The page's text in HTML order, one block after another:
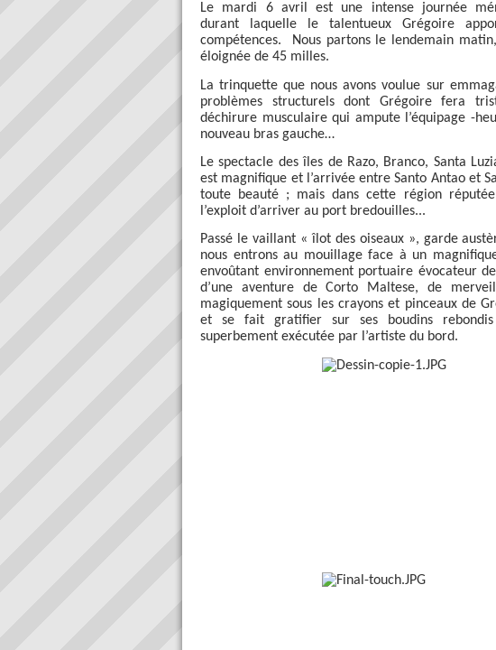
Le mardi 6 avril est une intense journée
durant laquelle le talentueux Grégoire
compétences.
Nous partons le lendemain
éloignée de 45 milles.
La trinquette que nous avons voulue sur
problèmes structurels dont Grégoire fera
déchirure musculaire qui ampute l’équipage -
nouveau bras gauche…
Le spectacle des îles de Razo, Branco, Santa
est magnifique et l’arrivée entre Santo Antao et
toute beauté ; mais dans cette région réputée
l’exploit d’arriver au port bredouilles...
Passé le vaillant « îlot des oiseaux », garde
nous entrons au mouillage face à un
envoûtant environnement portuaire évocateur
d’une aventure de Corto Maltese, de
magiquement sous les crayons et pinceaux de
et se fait gratifier sur ses boudins rebondis
superbement exécutée par l’artiste du bord.